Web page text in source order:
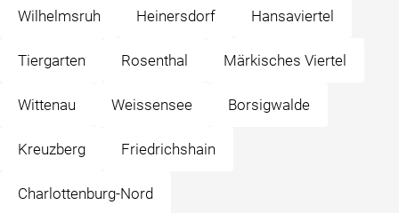
Wilhelmsruh Heinersdorf Hansaviertel
Tiergarten Rosenthal Märkisches Viertel
Wittenau Weissensee Borsigwalde
Kreuzberg Friedrichshain
Charlottenburg-Nord